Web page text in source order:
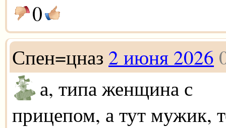
0
Спен=цназ 2 июня 2026
а, типа женщина с
прицепом, а тут мужик,